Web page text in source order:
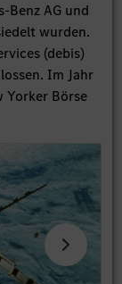
Benz AG und
wurden.
(debis)
Im Jahr
Yorker Börse